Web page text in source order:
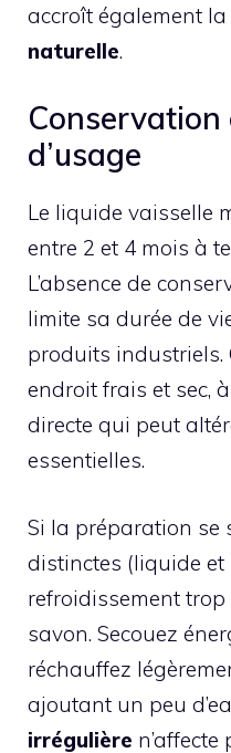
accroît également la
naturelle.
d’usage
Le liquide vaisselle
entre 2 et 4 mois à
L’absence de
limite sa durée de
produits industriels.
endroit frais et sec,
directe qui peut
essentielles.
Si la préparation se
distinctes (liquide et
refroidissement trop
savon. Secouez
réchauffez
ajoutant un peu
irrégulière n’affecte